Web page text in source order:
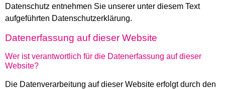
Datenschutz entnehmen Sie unserer unter diesem Text
aufgeführten Datenschutzerklärung.
Datenerfassung auf dieser Website
Wer ist verantwortlich für die Datenerfassung auf dieser
Website?
Die Datenverarbeitung auf dieser Website erfolgt durch den